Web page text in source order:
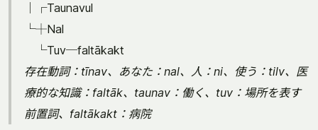
│┌Taunavul
└┼Nal
└Tuv─faltākakt
存在動詞：tīnav、あなた：nal、人：ni、使う：tilv、医
療的な知識：faltāk、taunav：働く、tuv：場所を表す
前置詞、faltākakt：病院